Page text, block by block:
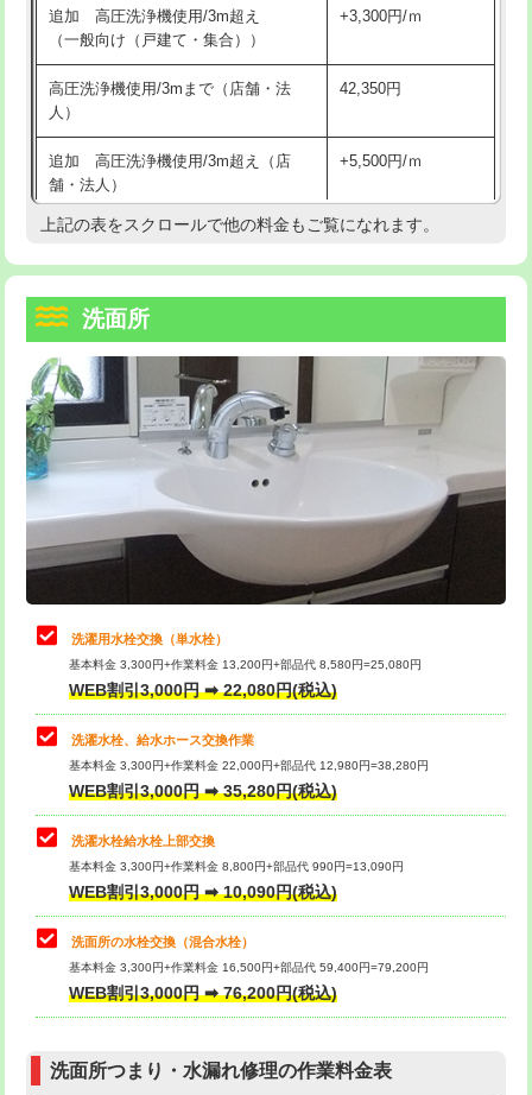
マス交換（深さ50㎝以上） 66,000円
コンクリート斫り（厚さ10㎝まで） 27,500円
コンクリート斫り（厚さ10㎝超え）
モルタル補修（厚さ10㎝まで）
モルタル補修（厚さ10㎝超え） 38,500円
洗面台設置 38,500円
追加人工
廃棄・処分 現場見積
※給水管工事は20mmまでの価格です。
持込商品取付（混合水栓） 16,500円
給水管工事※（ホール加工)
給水管工事※（バンド止め) 3,300円
給水管工事※（支持金具設置) 5,500円
給水管工事※（保温材使用（バンド止
め込み）)
5,500円
給水管工事※（土の掘削・埋め戻し作
業)
11,000円
給水管工事※（塩ビ管（VP・HI）使
用/3ｍまで)
33,000円
給水管工事※（塩ビ管（VP・HI）使
用（追加）/3ｍ超え)
給水管工事※（ライニング鋼管・銅
管・ポリ管・HT管使用/3ｍまで)
44,000円
給水管工事※（ライニング鋼管・銅
管・ポリ管・HT管使用/3ｍ超え)
排水管工事（土の掘削・埋め戻し作
業）
排水管工事（排水管工事/3ｍまで） 55,000円
排水管工事（追加 排水管工事/3ｍ超
え）
マス交換（土の掘削・埋め戻し作業）
マス交換（深さ50㎝未満）
マス交換（深さ50㎝以上）
追加 高圧洗浄機使用/3m超え
（一般向け（戸建て・集合））
+3,300円/ｍ
高圧洗浄機使用/3mまで（店舗・法
人）
42,350円
追加 高圧洗浄機使用/3m超え（店
舗・法人）
+5,500円/ｍ
高度高圧洗浄換 現地調査
トーラー機使用/3mまで
追加トーラー機使用/3m超え +3,300円
カメラ調査 33,000円
桝清掃
止水・漏水調査・防水処理・清掃・修
理・調整・分解・加工など（軽作業）
11,000円
止水・漏水調査・防水処理・清掃・修
理・調整・分解・加工など（中作業）
22,000円
止水・漏水調査・防水処理・清掃・修
理・調整・分解・加工など（重作業）
33,000円
キッチンタンク脱着
その他部品の脱着
交換・取付（タンク）
交換・取付(単水栓（壁付・デッキ
式）)
交換・取付(混合水栓（壁付・デッキ
式・ワンホール）)
16,500円+材料費
（P/S/ポップアップ））
上記の表をスクロールで他の料金もご覧になれます。
洗面所
洗濯用水栓交換（単水栓）
基本料金 3,300円+作業料金 13,200円+部品代 8,580円=25,080円
WEB割引3,000円 ➡ 22,080円(税込)
洗濯水栓、給水ホース交換作業
基本料金 3,300円+作業料金 22,000円+部品代 12,980円=38,280円
WEB割引3,000円 ➡ 35,280円(税込)
洗濯水栓給水栓上部交換
基本料金 3,300円+作業料金 8,800円+部品代 990円=13,090円
WEB割引3,000円 ➡ 10,090円(税込)
洗面所の水栓交換（混合水栓）
基本料金 3,300円+作業料金 16,500円+部品代 59,400円=79,200円
WEB割引3,000円 ➡ 76,200円(税込)
洗面所つまり・水漏れ修理の作業料金表